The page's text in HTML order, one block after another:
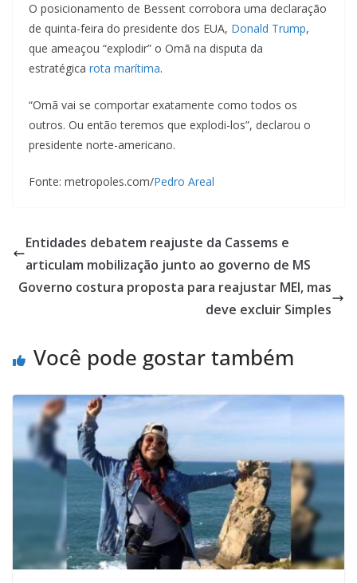
O posicionamento de Bessent corrobora uma declaração
de quinta-feira do presidente dos EUA, Donald Trump,
que ameaçou “explodir” o Omã na disputa da
estratégica rota marítima.
“Omã vai se comportar exatamente como todos os
outros. Ou então teremos que explodi-los”, declarou o
presidente norte-americano.
Fonte: metropoles.com/Pedro Areal
Entidades debatem reajuste da Cassems e
articulam mobilização junto ao governo de MS
Governo costura proposta para reajustar MEI, mas
deve excluir Simples
Você pode gostar também